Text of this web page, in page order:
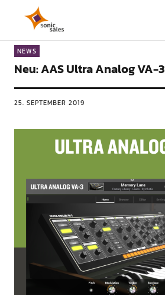
Sonic Sales
NEWS
Neu: AAS Ultra Analog VA-3
25. SEPTEMBER 2019